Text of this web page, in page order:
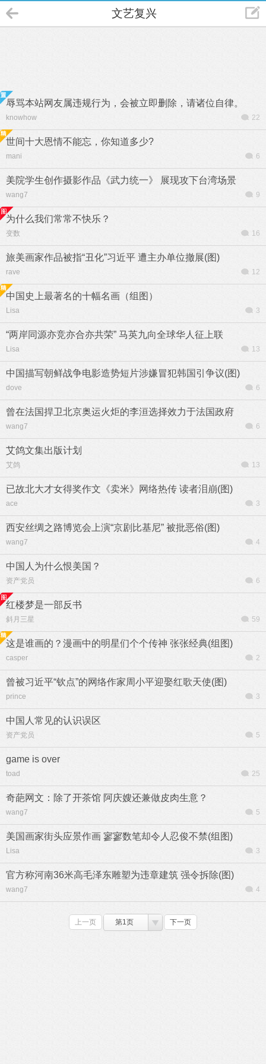
文艺复兴
辱骂本站网友属违规行为，会被立即删除，请诸位自律。
knowhow 22
世间十大恩情不能忘，你知道多少?
mani 6
美院学生创作摄影作品《武力统一》 展现攻下台湾场景
wang7 9
为什么我们常常不快乐？
变数 16
旅美画家作品被指“丑化”习近平 遭主办单位撤展(图)
rave 12
中国史上最著名的十幅名画（组图）
Lisa 3
“两岸同源亦竞亦合亦共荣” 马英九向全球华人征上联
Lisa 13
中国描写朝鲜战争电影造势短片涉嫌冒犯韩国引争议(图)
dove 6
曾在法国捍卫北京奥运火炬的李洹选择效力于法国政府
wang7 6
艾鸽文集出版计划
艾鸽 13
已故北大才女得奖作文《卖米》网络热传 读者泪崩(图)
ace 3
西安丝绸之路博览会上演“京剧比基尼” 被批恶俗(图)
wang7 4
中国人为什么恨美国？
资产党员 6
红楼梦是一部反书
斜月三星 59
这是谁画的？漫画中的明星们个个传神 张张经典(组图)
casper 2
曾被习近平“钦点”的网络作家周小平迎娶红歌天使(图)
prince 3
中国人常见的认识误区
资产党员 5
game is over
toad 25
奇葩网文：除了开茶馆 阿庆嫂还兼做皮肉生意？
wang7 5
美国画家街头应景作画 寥寥数笔却令人忍俊不禁(组图)
Lisa 3
官方称河南36米高毛泽东雕塑为违章建筑 强令拆除(图)
wang7 4
上一页 第1页 下一页